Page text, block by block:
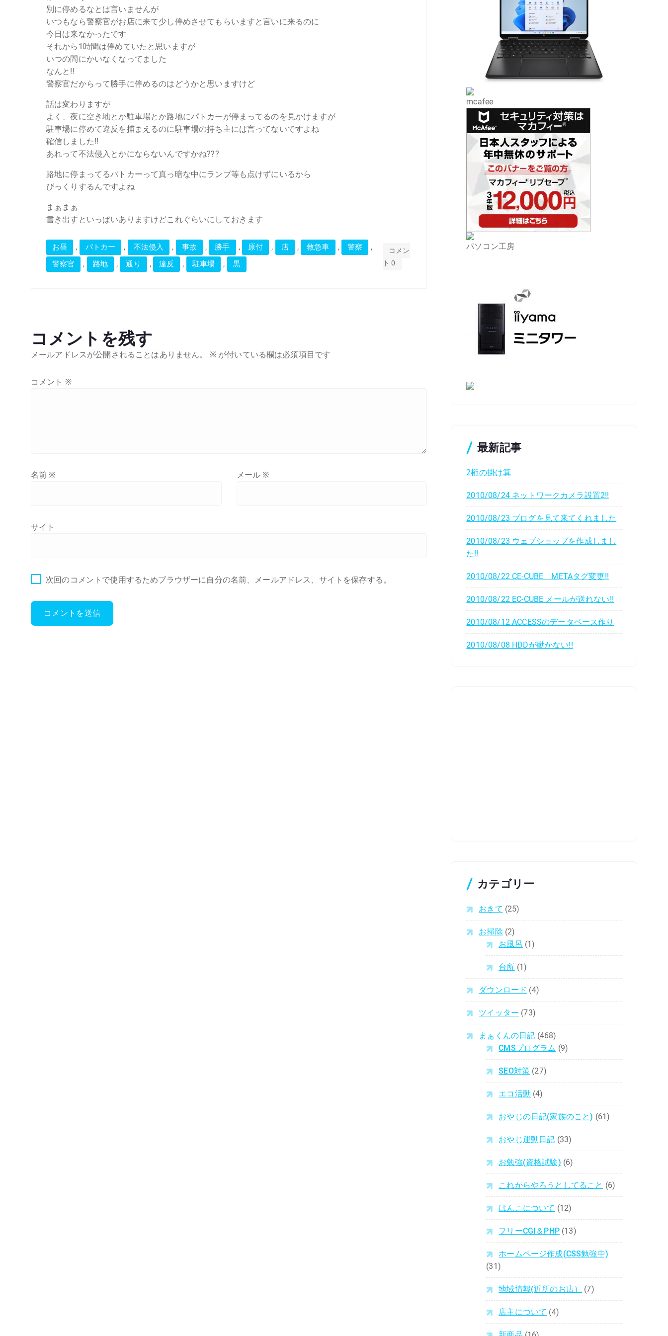
別に停めるなとは言いませんが
いつもなら警察官がお店に来て少し停めさせてもらいますと言いに来るのに
今日は来なかったです
それから1時間は停めていたと思いますが
いつの間にかいなくなってました
なんと!!
警察官だからって勝手に停めるのはどうかと思いますけど
話は変わりますが
よく、夜に空き地とか駐車場とか路地にパトカーが停まってるのを見かけますが
駐車場に停めて違反を捕まえるのに駐車場の持ち主には言ってないですよね
確信しました!!
あれって不法侵入とかにならないんですかね???
路地に停まってるパトカーって真っ暗な中にランプ等も点けずにいるから
びっくりするんですよね
まぁまぁ
書き出すといっぱいありますけどこれぐらいにしておきます
お昼 , パトカー , 不法侵入 , 事故 , 勝手 , 原付 , 店 , 救急車 , 警察 ,
警察官 , 路地 , 通り , 違反 , 駐車場 , 黒
コメン
ト 0
コメントを残す
メールアドレスが公開されることはありません。 ※が付いている欄は必須項目です
コメント ※
名前 ※ メール ※
サイト
次回のコメントで使用するためブラウザーに自分の名前、メールアドレス、サイトを保存する。
mcafee
パソコン工房
最新記事
2桁の掛け算
2010/08/24 ネットワークカメラ設置2!!
2010/08/23 ブログを見て来てくれました
2010/08/23 ウェブショップを作成しまし
た!!
2010/08/22 CE-CUBE METAタグ変更!!
2010/08/22 EC-CUBE メールが送れない!!
2010/08/12 ACCESSのデータベース作り
2010/08/08 HDDが動かない!!
カテゴリー
おきて (25)
お掃除 (2)
お風呂 (1)
台所 (1)
ダウンロード (4)
ツイッター (73)
まぁくんの日記 (468)
CMSプログラム (9)
SEO対策 (27)
エコ活動 (4)
おやじの日記(家族のこと) (61)
おやじ運動日記 (33)
お勉強(資格試験) (6)
これからやろうとしてること (6)
はんこについて (12)
フリーCGI＆PHP(13)
ホームページ作成(CSS勉強中)
(31)
地域情報(近所のお店） (7)
店主について (4)